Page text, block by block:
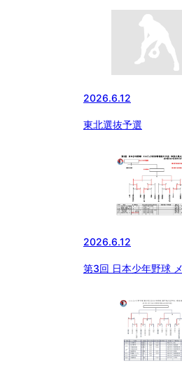
野球選手権大会等 長
2026.6.12
東北選抜予選
2026.6.12
第3回 日本少年野球